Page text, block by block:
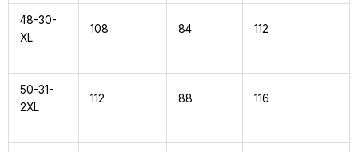
48-30-
XL
108 84 112
50-31-
2XL
112 88 116